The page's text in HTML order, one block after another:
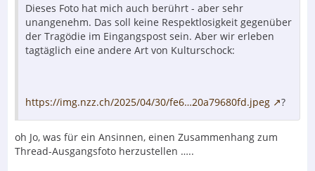
Dieses Foto hat mich auch berührt - aber sehr
unangenehm. Das soll keine Respektlosigkeit gegenüber
der Tragödie im Eingangspost sein. Aber wir erleben
tagtäglich eine andere Art von Kulturschock:
https://img.nzz.ch/2025/04/30/fe6…20a79680fd.jpeg ?
oh Jo, was für ein Ansinnen, einen Zusammenhang zum
Thread-Ausgangsfoto herzustellen …..